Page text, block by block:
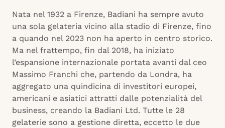
Nata nel 1932 a Firenze, Badiani ha sempre avuto
una sola gelateria vicino alla stadio di Firenze, fino
a quando nel 2023 non ha aperto in centro storico.
Ma nel frattempo, fin dal 2018, ha iniziato
l’espansione internazionale portata avanti dal ceo
Massimo Franchi che, partendo da Londra, ha
aggregato una quindicina di investitori europei,
americani e asiatici attratti dalle potenzialità del
business, creando la Badiani Ltd. Tutte le 28
gelaterie sono a gestione diretta, eccetto le due